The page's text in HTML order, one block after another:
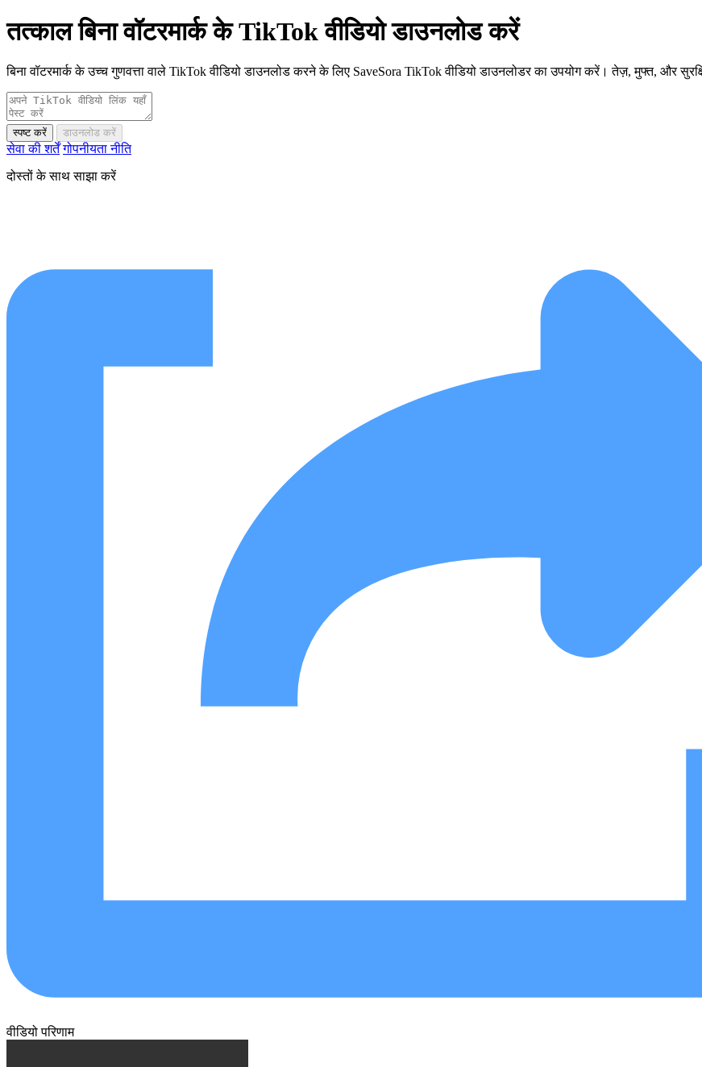
तत्काल बिना वॉटरमार्क के TikTok वीडियो डाउनलोड करें
बिना वॉटरमार्क के उच्च गुणवत्ता वाले TikTok वीडियो डाउनलोड करने के लिए SaveSora TikTok वीडियो डाउनलोडर का उपयोग करें। तेज़, मुफ्त, और
स्पष्ट करें डाउनलोड करें
सेवा की शर्तें गोपनीयता नीति
दोस्तों के साथ साझा करें
वीडियो परिणाम